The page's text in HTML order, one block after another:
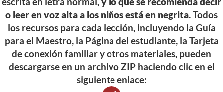
o leer en voz alta a los niños está en negrita. Todos
los recursos para cada lección, incluyendo la Guía
para el Maestro, la Página del estudiante, la Tarjeta
de conexión familiar y otros materiales, pueden
descargarse en un archivo ZIP haciendo clic en el
siguiente enlace: